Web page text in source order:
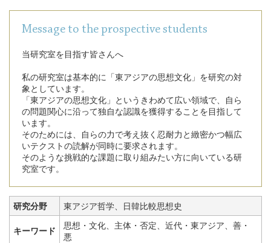
Message to the prospective students
当研究室を目指す皆さんへ
私の研究室は基本的に「東アジアの思想文化」を研究の対
象としています。
「東アジアの思想文化」というきわめて広い領域で、自ら
の問題関心に沿って独自な認識を獲得することを目指して
います。
そのためには、自らの力で考え抜く忍耐力と緻密かつ幅広
いテクストの読解が同時に要求されます。
そのような挑戦的な課題に取り組みたい方に向いている研
究室です。
研究分野 東アジア哲学、日韓比較思想史
キーワード
思想・文化、主体・否定、近代・東アジア、善・
悪